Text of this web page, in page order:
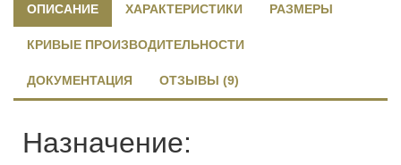
ОПИСАНИЕ ХАРАКТЕРИСТИКИ РАЗМЕРЫ
КРИВЫЕ ПРОИЗВОДИТЕЛЬНОСТИ
ДОКУМЕНТАЦИЯ ОТЗЫВЫ (9)
Назначение: